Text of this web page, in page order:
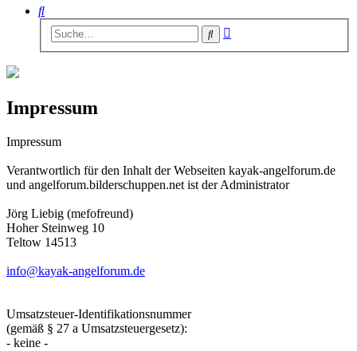
Suche
Suche
Impressum
Impressum
Verantwortlich für den Inhalt der Webseiten kayak-angelforum.de
und angelforum.bilderschuppen.net ist der Administrator
Jörg Liebig (mefofreund)
Hoher Steinweg 10
Teltow 14513
info@kayak-angelforum.de
Umsatzsteuer-Identifikationsnummer
(gemäß § 27 a Umsatzsteuergesetz):
- keine -